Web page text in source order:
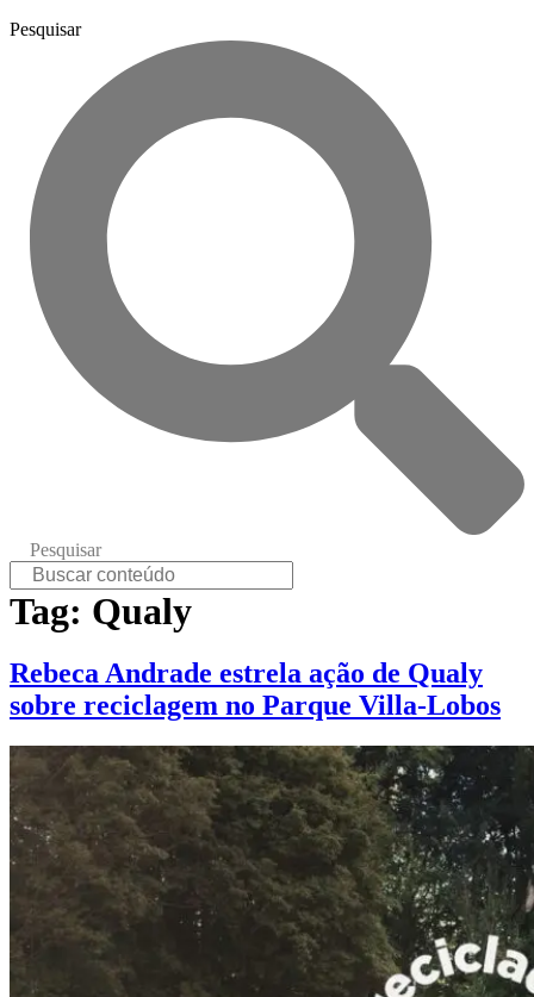
Pesquisar
Pesquisar
Tag: Qualy
Rebeca Andrade estrela ação de Qualy
sobre reciclagem no Parque Villa-Lobos